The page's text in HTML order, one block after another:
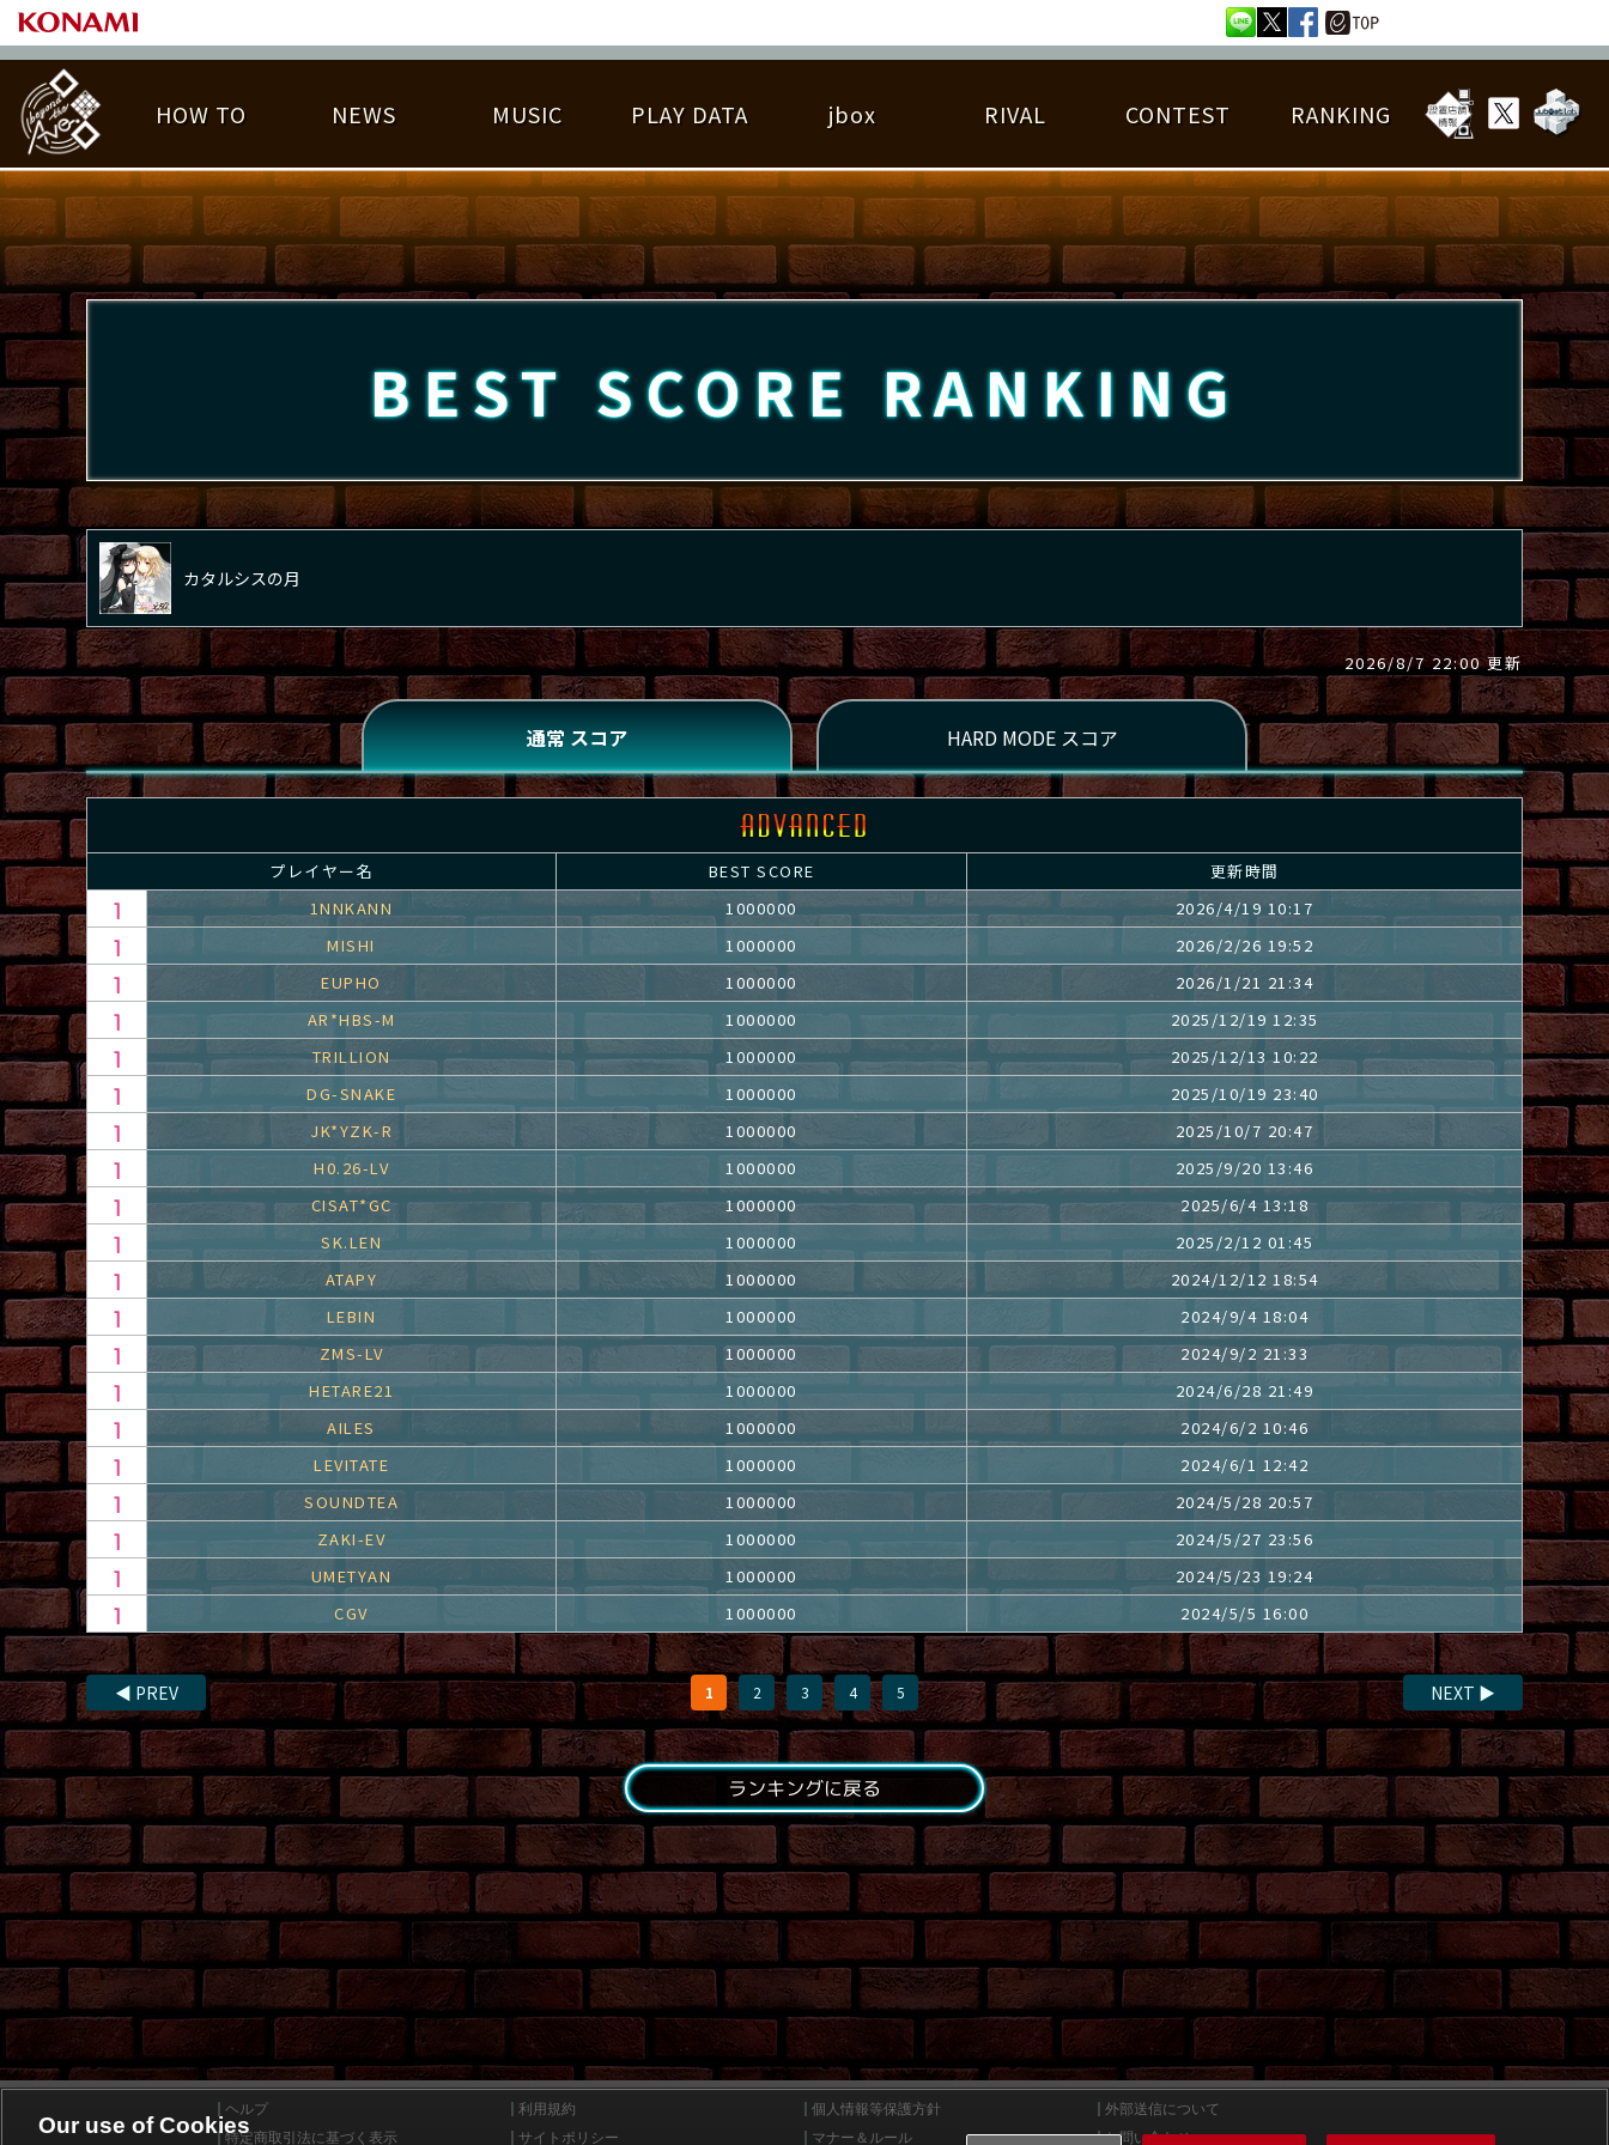
HOW TO
基本の遊び方 遊び方ガイド
NEWS MUSIC
遊べる楽曲 アーティスト紹介
PLAY DATA
PLAY DATA TOP EMBLEM ゆびベル 楽曲データ 詳細楽曲データ
称号 プレー履歴 プレーグラフ ねんごろチャレンジ EDIT譜面
jbox RIVAL
ライバル一覧 逆ライバル一覧 ライバル比較 プレーヤー検索 フレンドリスト
CONTEST
大会参加 大会開催 大会参加情報 大会とは？
RANKING
LICENSE HIT CHART ORIGINAL HIT CHART BEST SCORE RANKING TOTAL BEST SCORE RANKING
BEST SCORE RANKING
カタルシスの月
2026/8/7 22:00 更新
プレイヤー名 BEST SCORE
更新時間
1NNKANN
1000000
2026/4/19 10:17
MISHI
1000000
2026/2/26 19:52
EUPHO
1000000
2026/1/21 21:34
AR*HBS-M
1000000
2025/12/19 12:35
TRILLION
1000000
2025/12/13 10:22
DG-SNAKE
1000000
2025/10/19 23:40
JK*YZK-R
1000000
2025/10/7 20:47
H0.26-LV
1000000
2025/9/20 13:46
CISAT*GC
1000000
2025/6/4 13:18
SK.LEN
1000000
2025/2/12 01:45
ATAPY
1000000
2024/12/12 18:54
LEBIN
1000000
2024/9/4 18:04
ZMS-LV
1000000
2024/9/2 21:33
HETARE21
1000000
2024/6/28 21:49
AILES
1000000
2024/6/2 10:46
LEVITATE
1000000
2024/6/1 12:42
SOUNDTEA
1000000
2024/5/28 20:57
ZAKI-EV
1000000
2024/5/27 23:56
UMETYAN
1000000
2024/5/23 19:24
CGV
1000000 2024/5/5 16:00
◀ PREV 1 2 3 4 5 NEXT ▶
ランキングに戻る
ヘルプ 利用規約 個人情報等保護方針
外部送信について
特定商取引法に基づく表示
サイトポリシー マナー＆ルール お問い合わせ
Our use of Cookies